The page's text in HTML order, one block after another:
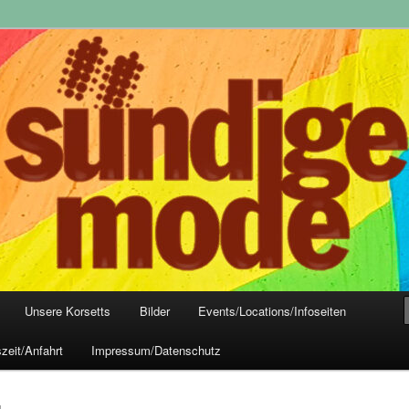
Frankfurt
Mode, Club- und Dark-Wear seit 2004
Unsere Korsetts Bilder Events/Locations/Infoseiten
Anfahrt Impressum/Datenschutz